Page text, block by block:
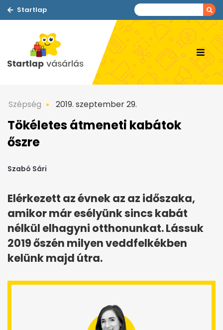
Startlap
Szépség 2019. szeptember 29.
Tökéletes átmeneti kabátok
őszre
Szabó Sári
Elérkezett az évnek az az időszaka,
amikor már esélyünk sincs kabát
nélkül elhagyni otthonunkat. Lássuk
2019 őszén milyen veddfelkékben
kelünk majd útra.